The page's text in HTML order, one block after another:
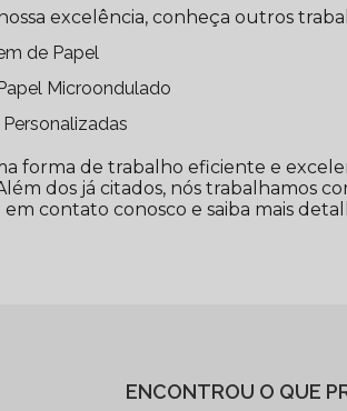
excelência, conheça outros
de Papel
Papel Microondulado
Personalizadas
forma de trabalho eficiente e
dos já citados, nós trabalhamos
em contato conosco e saiba mais
ENCONTROU O QUE